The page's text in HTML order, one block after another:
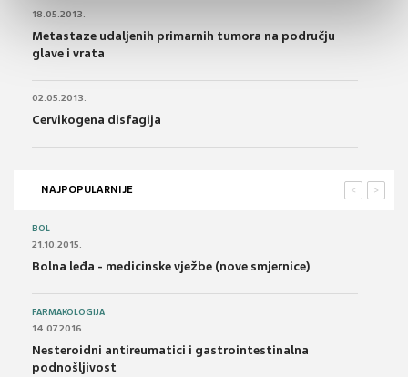
18.05.2013.
Metastaze udaljenih primarnih tumora na području
glave i vrata
02.05.2013.
Cervikogena disfagija
NAJPOPULARNIJE >
<
BOL
21.10.2015.
Bolna leđa - medicinske vježbe (nove smjernice)
FARMAKOLOGIJA
14.07.2016.
Nesteroidni antireumatici i gastrointestinalna
podnošljivost